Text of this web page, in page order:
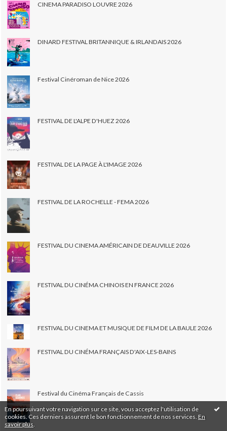
En poursuivant votre navigation sur ce site, vous acceptez l'utilisation de
cookies. Ces derniers assurent le bon fonctionnement de nos services. En
savoir plus
CINEMA PARADISO LOUVRE 2026
DINARD FESTIVAL BRITANNIQUE & IRLANDAIS 2026
Festival Cinéroman de Nice 2026
FESTIVAL DE L'ALPE D'HUEZ 2026
FESTIVAL DE LA PAGE À L'IMAGE 2026
FESTIVAL DE LA ROCHELLE - FEMA 2026
FESTIVAL DU CINEMA AMÉRICAIN DE DEAUVILLE 2026
FESTIVAL DU CINÉMA CHINOIS EN FRANCE 2026
FESTIVAL DU CINEMA ET MUSIQUE DE FILM DE LA BAULE 2026
FESTIVAL DU CINÉMA FRANÇAIS D'AIX-LES-BAINS
Festival du Cinéma Français de Cassis